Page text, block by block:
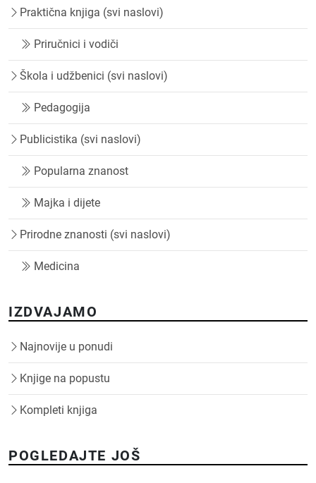
Praktična knjiga (svi naslovi)
Priručnici i vodiči
Škola i udžbenici (svi naslovi)
Pedagogija
Publicistika (svi naslovi)
Popularna znanost
Majka i dijete
Prirodne znanosti (svi naslovi)
Medicina
IZDVAJAMO
Najnovije u ponudi
Knjige na popustu
Kompleti knjiga
POGLEDAJTE JOŠ